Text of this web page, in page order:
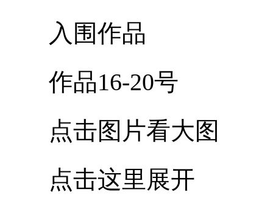
入围作品
作品16-20号
点击图片看大图
点击这里展开